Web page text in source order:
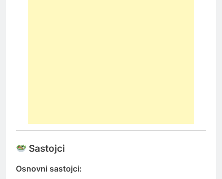
Sastojci
Osnovni sastojci: